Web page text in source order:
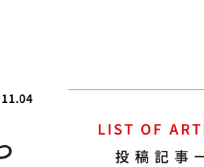
LIST OF
投稿記事